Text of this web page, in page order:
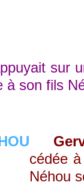
sur
son fils
cédée
Néhou